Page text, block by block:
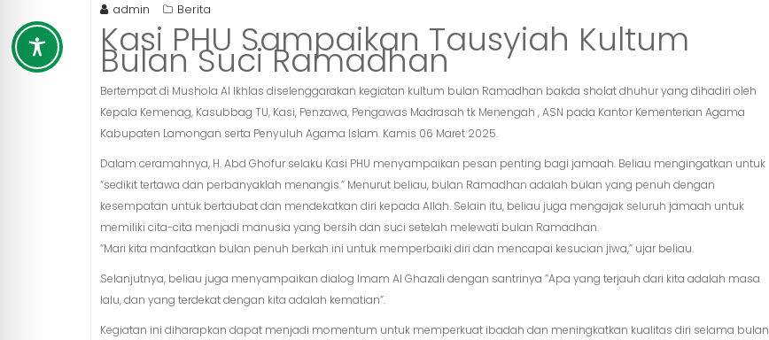
admin Berita
Kasi PHU Sampaikan Tausyiah Kultum
Bulan Suci Ramadhan
Bertempat di Mushola Al Ikhlas diselenggarakan kegiatan kultum bulan Ramadhan bakda sholat dhuhur yang dihadiri oleh
Kepala Kemenag, Kasubbag TU, Kasi, Penzawa, Pengawas Madrasah tk Menengah , ASN pada Kantor Kementerian Agama
Kabupaten Lamongan serta Penyuluh Agama Islam. Kamis 06 Maret 2025.
Dalam ceramahnya, H. Abd Ghofur selaku Kasi PHU menyampaikan pesan penting bagi jamaah. Beliau mengingatkan untuk
“sedikit tertawa dan perbanyaklah menangis.” Menurut beliau, bulan Ramadhan adalah bulan yang penuh dengan
kesempatan untuk bertaubat dan mendekatkan diri kepada Allah. Selain itu, beliau juga mengajak seluruh jamaah untuk
memiliki cita-cita menjadi manusia yang bersih dan suci setelah melewati bulan Ramadhan.
“Mari kita manfaatkan bulan penuh berkah ini untuk memperbaiki diri dan mencapai kesucian jiwa,” ujar beliau.
Selanjutnya, beliau juga menyampaikan dialog Imam Al Ghazali dengan santrinya “Apa yang terjauh dari kita adalah masa
lalu, dan yang terdekat dengan kita adalah kematian”.
Kegiatan ini diharapkan dapat menjadi momentum untuk memperkuat ibadah dan meningkatkan kualitas diri selama bulan